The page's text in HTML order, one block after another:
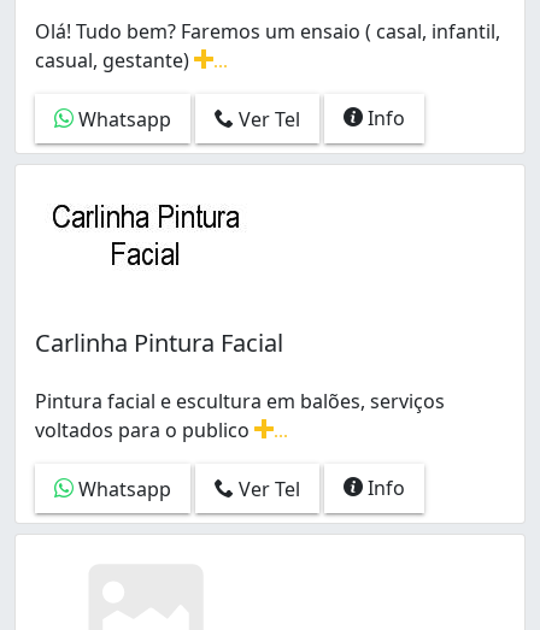
Pernambués (1)
Piatã (1)
Saboeiro (1)
Stiep (1)
Vila Ruy Barbosa (1)
Olá! Tudo bem? Faremos um ensaio ( casal, infantil,
casual, gestante)
Whatsapp
Ver Tel Info
Carlinha Pintura Facial
Pintura facial e escultura em balões, serviços
voltados para o publico
Whatsapp
Ver Tel Info